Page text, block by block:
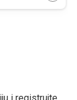
i registrujte